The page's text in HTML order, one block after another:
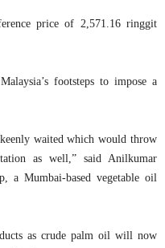
price of 2,571.16 ringgit
footsteps to impose a
waited which would throw
as well,” said Anilkumar
a Mumbai-based vegetable oil
as crude palm oil will now